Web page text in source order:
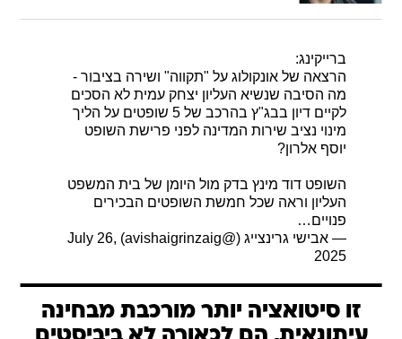
ברייקינג:
הרצאה של אונקולוג על "תקווה" ושירה בציבור -
מה הסיבה שנשיא העליון יצחק עמית לא הסכים
לקיים דיון בבג"ץ בהרכב של 5 שופטים על הליך
מינוי נציב שירות המדינה לפני פרישת השופט
יוסף אלרון?
השופט דוד מינץ בדק מול היומן של בית המשפט
העליון וראה שכל חמשת השופטים הבכירים
פנויים…
— אבישי גרינצייג (@avishaigrinzaig)
July 26,
2025
זו סיטואציה יותר מורכבת מבחינה